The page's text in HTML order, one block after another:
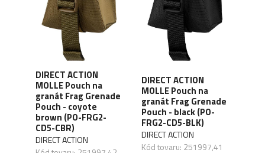
DIRECT ACTION
MOLLE Pouch na
granát Frag Grenade
Pouch - coyote
brown (PO-FRG2-
CD5-CBR)
DIRECT ACTION
DIRECT ACTION
MOLLE Pouch na
granát Frag Grenade
Pouch - black (PO-
FRG2-CD5-BLK)
DIRECT ACTION
Kód tovaru: 251997,41